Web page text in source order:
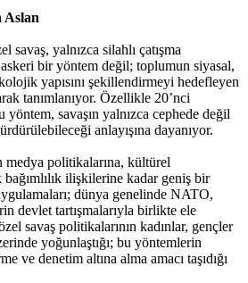
Aslan
yalnızca silahlı çatışma
bir yöntem değil; toplumun siyasal,
yapısını şekillendirmeyi hedefleyen
tanımlanıyor. Özellikle 20’nci
yöntem, savaşın yalnızca cephede değil
anlayışına dayanıyor.
politikalarına, kültürel
ilişkilerine kadar geniş bir
dünya genelinde NATO,
devlet tartışmalarıyla birlikte ele
savaş politikalarının kadınlar, gençler
yoğunlaştığı; bu yöntemlerin
ve denetim altına alma amacı taşıdığı